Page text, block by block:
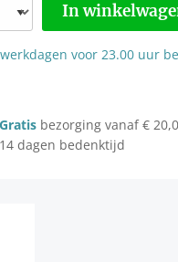
In
voor 23.00 uur
Gratisbezorging vanaf €
14 dagen bedenktijd